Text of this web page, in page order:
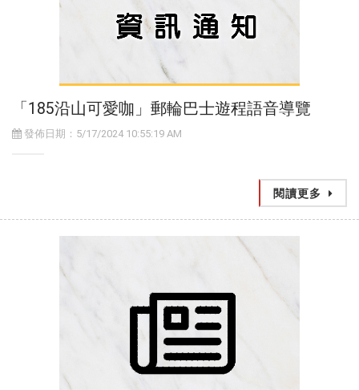
「185沿山可愛咖」郵輪巴士遊程語音導覽
發佈日期：5/17/2024 10:55:19 AM
閱讀更多